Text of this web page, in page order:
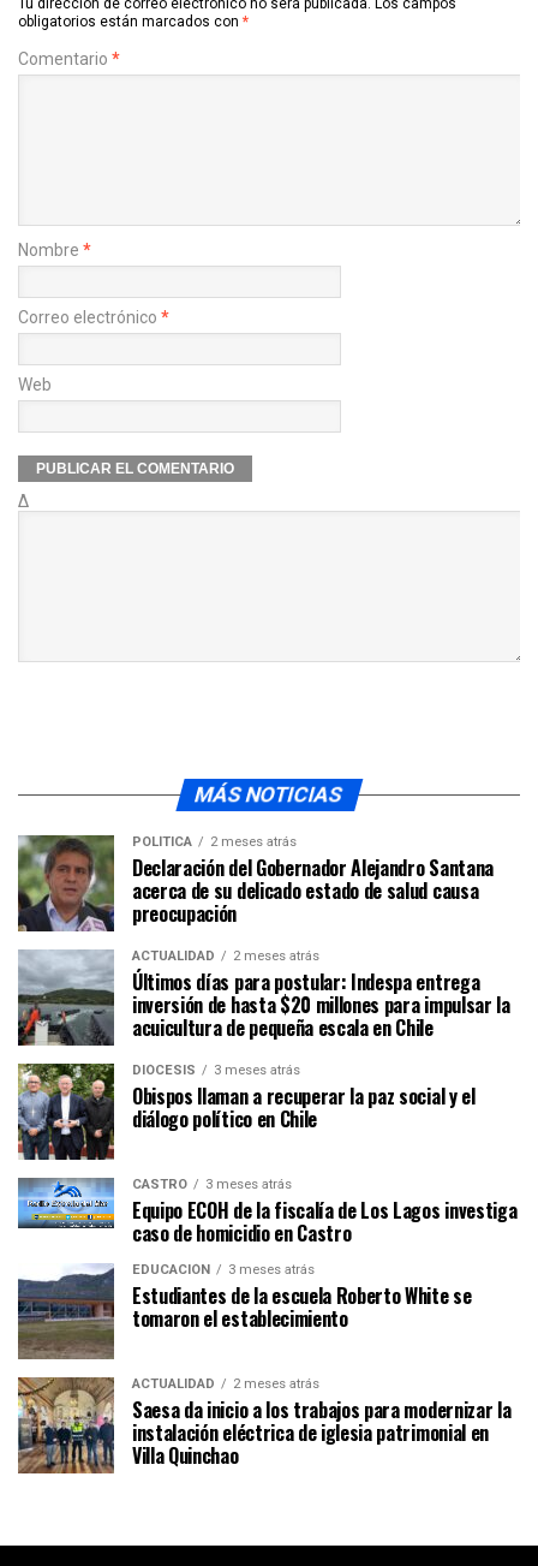
Tu dirección de correo electrónico no será publicada. Los campos
obligatorios están marcados con *
Comentario *
Nombre *
Correo electrónico *
Web
Δ
MÁS NOTICIAS
POLÍTICA 2 meses atrás
Declaración del Gobernador Alejandro Santana
acerca de su delicado estado de salud causa
preocupación
ACTUALIDAD 2 meses atrás
Últimos días para postular: Indespa entrega
inversión de hasta $20 millones para impulsar la
acuicultura de pequeña escala en Chile
DIÓCESIS 3 meses atrás
Obispos llaman a recuperar la paz social y el
diálogo político en Chile
CASTRO 3 meses atrás
Equipo ECOH de la fiscalía de Los Lagos investiga
caso de homicidio en Castro
EDUCACIÓN 3 meses atrás
Estudiantes de la escuela Roberto White se
tomaron el establecimiento
ACTUALIDAD 2 meses atrás
Saesa da inicio a los trabajos para modernizar la
instalación eléctrica de iglesia patrimonial en
Villa Quinchao